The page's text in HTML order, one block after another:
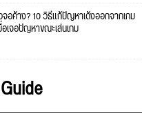
จอค้าง? 10 วิธีแก้ปัญหาเด้งออกจากเกม
เจอปัญหาขณะเล่นเกม